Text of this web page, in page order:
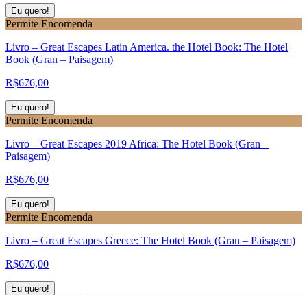
Eu quero!
Permite Encomenda
Livro – Great Escapes Latin America. the Hotel Book: The Hotel
Book (Gran – Paisagem)
R$676,00
Eu quero!
Permite Encomenda
Livro – Great Escapes 2019 Africa: The Hotel Book (Gran –
Paisagem)
R$676,00
Eu quero!
Permite Encomenda
Livro – Great Escapes Greece: The Hotel Book (Gran – Paisagem)
R$676,00
Eu quero!